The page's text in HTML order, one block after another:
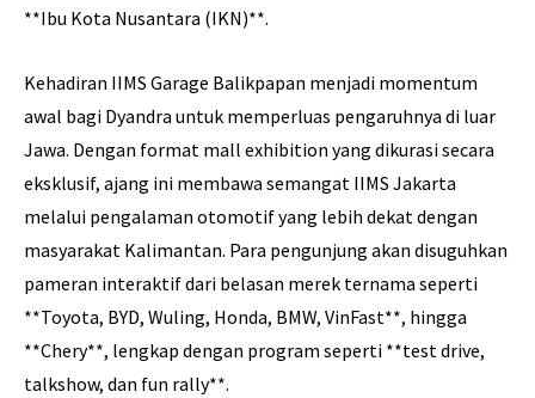
**Ibu Kota Nusantara (IKN)**.
Kehadiran IIMS Garage Balikpapan menjadi momentum
awal bagi Dyandra untuk memperluas pengaruhnya di luar
Jawa. Dengan format mall exhibition yang dikurasi secara
eksklusif, ajang ini membawa semangat IIMS Jakarta
melalui pengalaman otomotif yang lebih dekat dengan
masyarakat Kalimantan. Para pengunjung akan disuguhkan
pameran interaktif dari belasan merek ternama seperti
**Toyota, BYD, Wuling, Honda, BMW, VinFast**, hingga
**Chery**, lengkap dengan program seperti **test drive,
talkshow, dan fun rally**.